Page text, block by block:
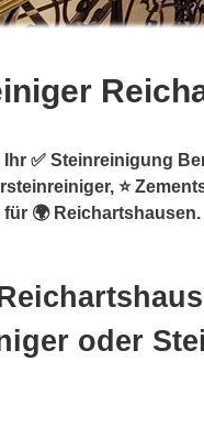
✅ Steinreinigung
⭐
🌍
oder